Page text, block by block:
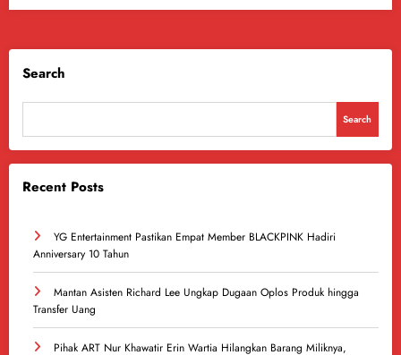
Search
Search
Recent Posts
YG Entertainment Pastikan Empat Member BLACKPINK Hadiri
Anniversary 10 Tahun
Mantan Asisten Richard Lee Ungkap Dugaan Oplos Produk hingga
Transfer Uang
Pihak ART Nur Khawatir Erin Wartia Hilangkan Barang Miliknya,